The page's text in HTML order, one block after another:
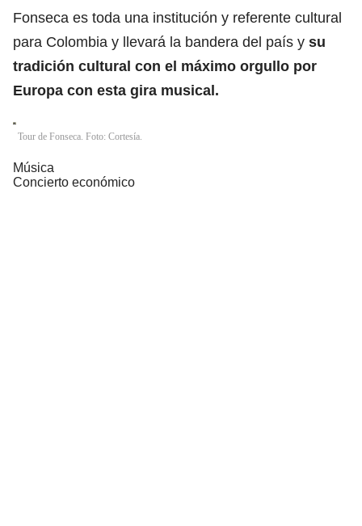
Fonseca es toda una institución y referente cultural
para Colombia y llevará la bandera del país y su
tradición cultural con el máximo orgullo por
Europa con esta gira musical.
Tour de Fonseca. Foto: Cortesía.
Música
Concierto económico